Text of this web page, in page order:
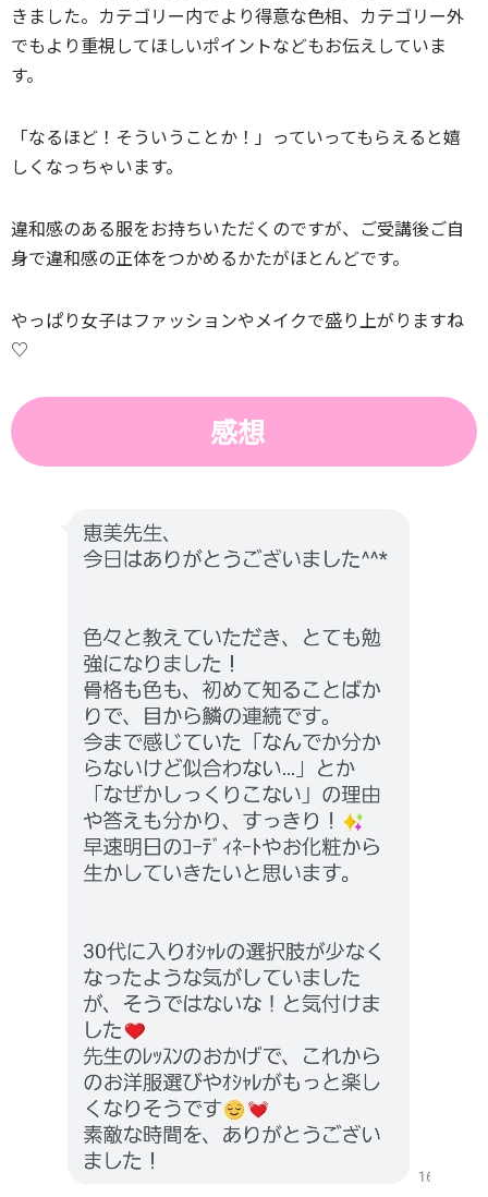
きました。カテゴリー内でより得意な色相、カテゴリー外
でもより重視してほしいポイントなどもお伝えしていま
す。
「なるほど！そういうことか！」っていってもらえると嬉
しくなっちゃいます。
違和感のある服をお持ちいただくのですが、ご受講後ご自
身で違和感の正体をつかめるかたがほとんどです。
やっぱり女子はファッションやメイクで盛り上がりますね
♡
感想